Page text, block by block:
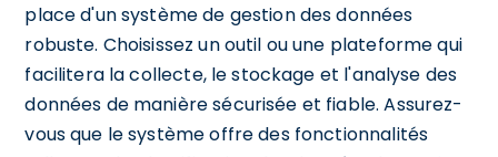
place d'un système de gestion des données
robuste. Choisissez un outil ou une plateforme qui
facilitera la collecte, le stockage et l'analyse des
données de manière sécurisée et fiable. Assurez-
vous que le système offre des fonctionnalités